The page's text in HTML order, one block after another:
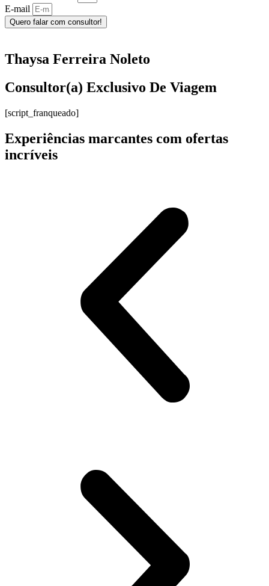
E-mail
Quero falar com consultor!
Thaysa Ferreira Noleto
Consultor(a) Exclusivo De Viagem
[script_franqueado]
Experiências marcantes com ofertas
incríveis